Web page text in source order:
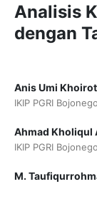
Analisis
dengan
Anis Umi
IKIP PGRI
Ahmad Kholiqul
IKIP PGRI
M.